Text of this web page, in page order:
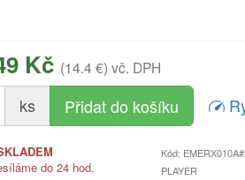
Kč (14.4 €) vč. DPH
ks
do 24 hod.
Kód:
PLAYER